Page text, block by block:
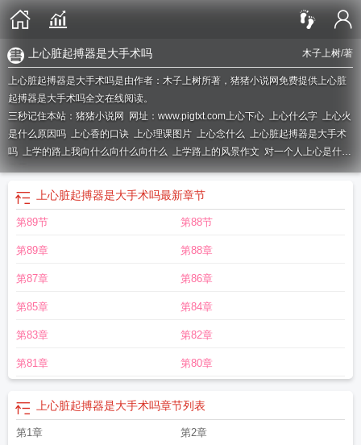
木子上树/著
上心脏起搏器是大手术吗
上心脏起搏器是大手术吗是由作者：木子上树所著，猪猪小说网免费提供上心脏
起搏器是大手术吗全文在线阅读。
三秒记住本站：猪猪小说网 网址：www.pigtxt.com上心下心 上心什么字 上心火
是什么原因吗 上心香的口诀 上心理课图片 上心念什么 上心脏起搏器是大手术
吗 上学的路上我向什么向什么向什么 上学路上的风景作文 对一个人上心是什么
意思
上心脏起搏器是大手术吗最新章节
第89节 第88节
第89章 第88章
第87章 第86章
第85章 第84章
第83章 第82章
第81章 第80章
上心脏起搏器是大手术吗章节列表
第1章 第2章